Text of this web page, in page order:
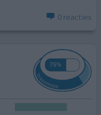
0 reacties